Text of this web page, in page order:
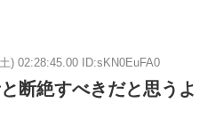
) 02:28:45.00 ID:sKN0EuFA0
断絶すべきだと思うよ